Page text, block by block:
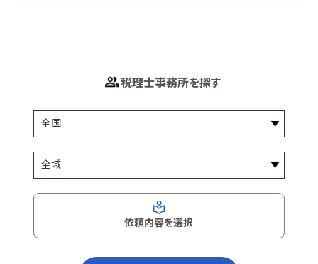
税理士事務所を探す
依頼内容を選択